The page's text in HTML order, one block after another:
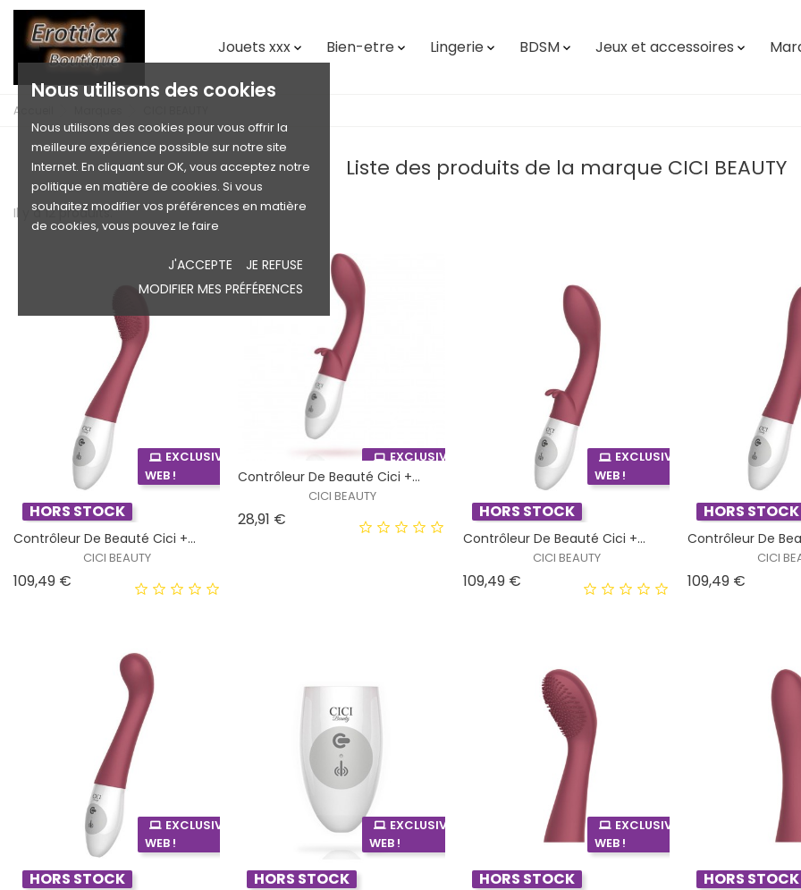
Nous utilisons des cookies
Nous utilisons des cookies pour vous offrir la
meilleure expérience possible sur notre site
Internet. En cliquant sur OK, vous acceptez notre
politique en matière de cookies. Si vous
souhaitez modifier vos préférences en matière
de cookies, vous pouvez le faire
J'ACCEPTE
JE REFUSE
MODIFIER MES PRÉFÉRENCES
Jouets xxx Bien-etre Lingerie BDSM Jeux et accessoires 
Accueil
Liste des produits de la marque CICI BEAUTY
Il y a 12 produits.
EXCLUSIVITÉ
WEB !
HORS STOCK
Contrôleur De Beauté Cici +...
CICI BEAUTY
109,49 €
EXCLUSIVITÉ
WEB !
HORS STOCK
Contrôleur De Beauté Cici +...
CICI BEAUTY
28,91 €
EXCLUSIVITÉ
WEB !
HORS STOCK
Contrôleur De Beauté Cici +...
CICI BEAUTY
109,49 €Prix
HORS STOCK
Contrôleur De
CICI
109,49 €
EXCLUSIVITÉ
WEB !
HORS STOCK
EXCLUSIVITÉ
WEB !
HORS STOCK
EXCLUSIVITÉ
WEB !
HORS STOCK HORS STOCK